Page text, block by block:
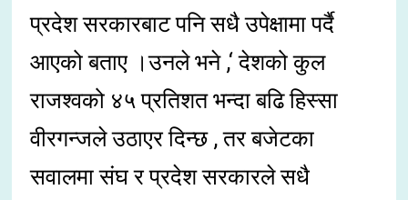
प्रदेश सरकारबाट पनि सधै उपेक्षामा पर्दै
आएको बताए ।उनले भने ,‘ देशको कुल
राजश्वको ४५ प्रतिशत भन्दा बढि हिस्सा
वीरगन्जले उठाएर दिन्छ , तर बजेटका
सवालमा संघ र प्रदेश सरकारले सधै